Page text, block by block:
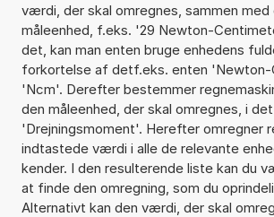
værdi, der skal omregnes, sammen med
måleenhed, f.eks. '29 Newton-
det, kan man enten bruge enhedens
forkortelse af detf.eks. enten
'Ncm'. Derefter bestemmer
den måleenhed, der skal omregnes, i
'Drejningsmoment'. Herefter omregner
indtastede værdi i alle de relevante
kender. I den resulterende liste kan du
at finde den omregning, som du
Alternativt kan den værdi, der skal